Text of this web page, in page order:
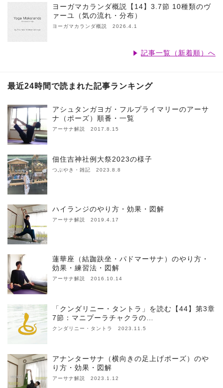
ヨーガマカランダ概説【14】3.7節 10種類のヴ
ァーユ（気の流れ・分布）
ヨーガマカランダ概説 2026.4.1
記事一覧（新着順）へ
最近24時間で読まれた記事ランキング
アシュタンガヨガ・フルプライマリーのアーサ
ナ（ポーズ）順番・一覧
アーサナ解説 2017.8.15
佃住吉神社例大祭2023の様子
つぶやき・雑記 2023.8.8
ハイランジのやり方・効果・図解
アーサナ解説 2019.4.17
蓮華座（結跏趺坐・パドマーサナ）のやり方・
効果・練習法・図解
アーサナ解説 2016.10.14
「クンダリニー・タントラ」を読む【44】第3章
7節：マニプーラチャクラの…
クンダリニー・タントラ 2023.11.5
アナンターサナ（横向きの足上げポーズ）のや
り方・効果・図解
アーサナ解説 2023.1.12